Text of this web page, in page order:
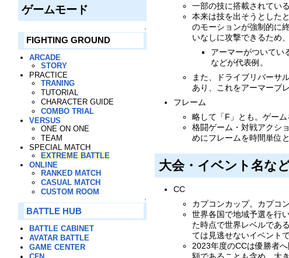
一部の技に搭載されてい
本来は技を出そうとした
のモーションが強制的に
いなしに攻撃できるため
アーマーがついてい
などが代表例。
また、ドライブリバーサ
あり、これをアーマーブ
フレーム
略して「F」とも。ゲー
格闘ゲーム・対戦アクシ
めにフレームを時間単位
大会・イベント名な
CC
カプコンカップ。カプコ
世界各国で地域予選を行
た時点で世界レベルであ
ては見逃せないイベントで
2023年度のCCは優勝者
ゲームモード
↑
FIGHTING GROUND
ARCADE
STORY
PRACTICE
TRANING
TUTORIAL
CHARACTER GUIDE
COMBO TRIAL
VERSUS
ONE ON ONE
TEAM
SPECIAL MATCH
EXTREME BATTLE
ONLINE
RANKED MATCH
CASUAL MATCH
CUSTOM ROOM
↑
BATTLE HUB
BATTLE CABINET
AVATAR BATTLE
GAME CENTER